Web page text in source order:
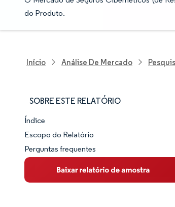
do Produto.
Início Análise De Mercado
SOBRE ESTE RELATÓRIO
Panorama do Mercado
Visão Geral do Mercado
Principais Tendências de Mercado
Índice
Escopo do Relatório
Perguntas frequentes